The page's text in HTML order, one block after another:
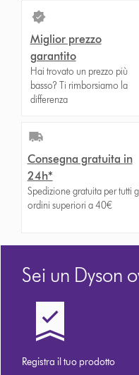
Miglior prezzo
garantito
Hai trovato un prezzo più
basso? Ti rimborsiamo la
differenza
Consegna gratuita in
24h*
Spedizione gratuita per tutti
ordini superiori a 40€
Sei un Dyson
Registra il tuo prodotto